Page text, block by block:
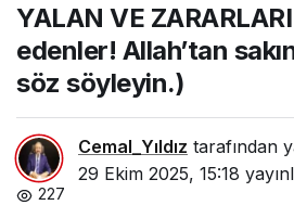
YALAN VE
edenler! Allah’tan
söz söyleyin.)
Cemal_Yıldız tarafından
29 Ekim 2025, 15:18
227